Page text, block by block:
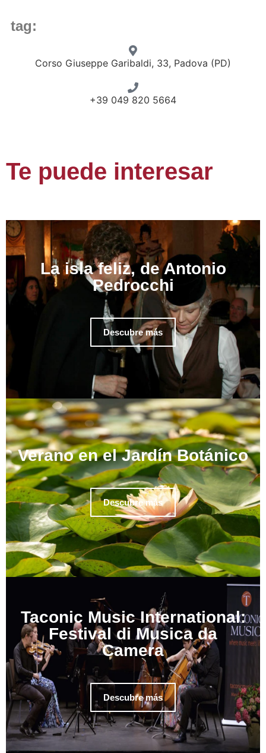
tag:
Corso Giuseppe Garibaldi, 33, Padova (PD)
+39 049 820 5664
Te puede interesar
La isla feliz, de Antonio
Pedrocchi
Descubre más
Verano en el Jardín Botánico
Descubre más
Taconic Music International:
Festival di Musica da
Camera
Descubre más